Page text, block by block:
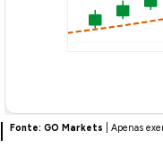
Fonte: GO Markets | Apenas